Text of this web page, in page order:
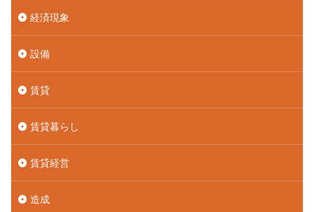
経済現象
設備
賃貸
賃貸暮らし
賃貸経営
造成